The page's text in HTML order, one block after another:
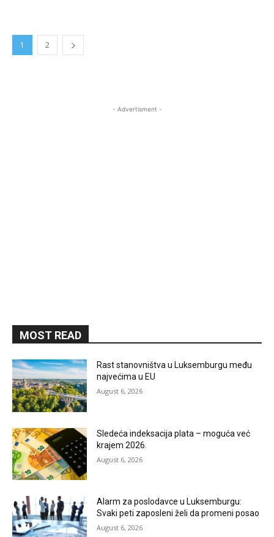
1 2
- Advertisment -
MOST READ
Rast stanovništva u Luksemburgu među
najvećima u EU
August 6, 2026
Sledeća indeksacija plata – moguća već
krajem 2026.
August 6, 2026
Alarm za poslodavce u Luksemburgu:
Svaki peti zaposleni želi da promeni posao
August 6, 2026